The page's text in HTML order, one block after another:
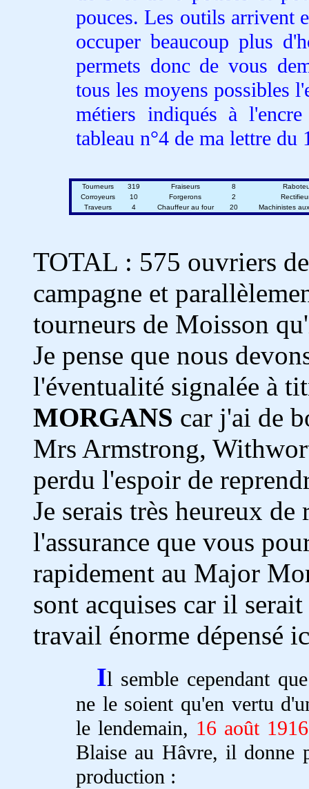
pouces. Les outils arrivent
occuper beaucoup plus
permets donc de vous
tous les moyens possibles
métiers indiqués à
tableau n°4 de ma lettre du
Tourneurs 319 Fraiseurs 8
Corroyeurs
10 Forgerons 2
Traveurs
4 Chauffeur au four 20 Machinistes
TOTAL : 575 ouvriers
campagne et
tourneurs de Moisson
Je pense que nous
l'éventualité signalée à
MORGANS car j'ai de
Mrs Armstrong,
perdu l'espoir de
Je serais très heureux
l'assurance que vous
rapidement au Major
sont acquises car il
travail énorme dépensé
Il semble cependant
ne le soient qu'en vertu
le lendemain, 16 août 1916
Blaise au Hâvre, il donne
production :